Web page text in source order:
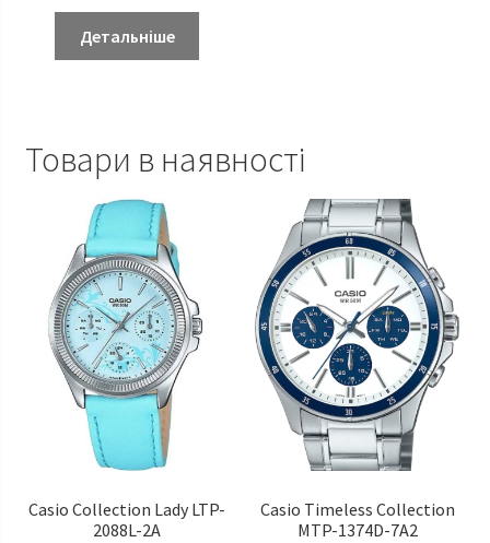
Детальніше
Товари в наявності
Casio Сollection Lady LTP-
2088L-2A
Casio Timeless Сollection
MTP-1374D-7A2